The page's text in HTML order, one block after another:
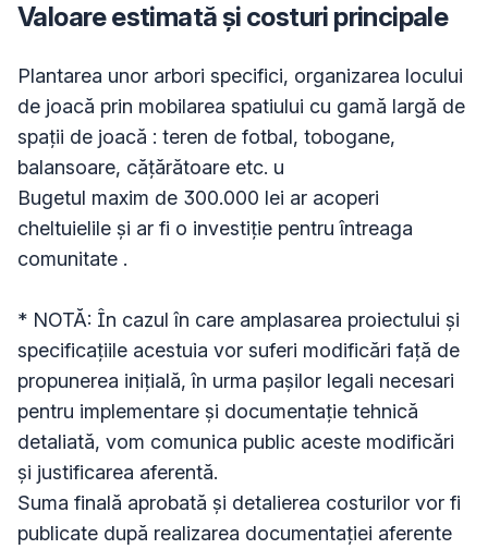
Valoare estimată și costuri principale
Plantarea unor arbori specifici, organizarea locului
de joacă prin mobilarea spatiului cu gamă largă de
spații de joacă : teren de fotbal, tobogane,
balansoare, cățărătoare etc. u
Bugetul maxim de 300.000 lei ar acoperi
cheltuielile și ar fi o investiție pentru întreaga
comunitate .
* NOTĂ: În cazul în care amplasarea proiectului și
specificațiile acestuia vor suferi modificări față de
propunerea inițială, în urma pașilor legali necesari
pentru implementare și documentație tehnică
detaliată, vom comunica public aceste modificări
și justificarea aferentă.
Suma finală aprobată și detalierea costurilor vor fi
publicate după realizarea documentației aferente